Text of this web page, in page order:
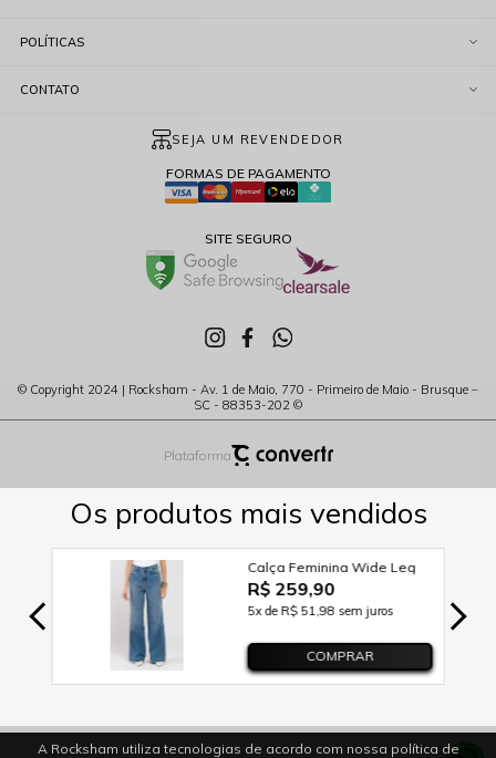
POLÍTICAS
CONTATO
FORMAS DE PAGAMENTO
SITE SEGURO
SEJA UM REVENDEDOR
© Copyright 2024 | Rocksham - Av. 1 de Maio, 770 - Primeiro de Maio - Brusque –
SC - 88353-202 ©
Plataforma
A Rocksham utiliza tecnologias de acordo com nossa política de